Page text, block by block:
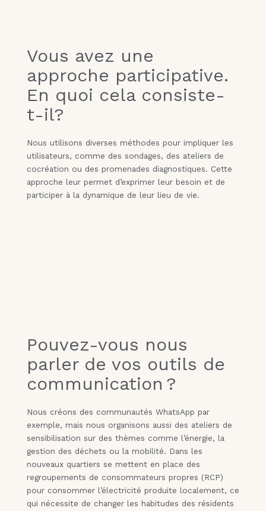
Vous avez une
approche participative.
En quoi cela consiste-
t-il?
Nous utilisons diverses méthodes pour impliquer les
utilisateurs, comme des sondages, des ateliers de
cocréation ou des promenades diagnostiques. Cette
approche leur permet d’exprimer leur besoin et de
participer à la dynamique de leur lieu de vie.
Pouvez-vous nous
parler de vos outils de
communication ?
Nous créons des communautés WhatsApp par
exemple, mais nous organisons aussi des ateliers de
sensibilisation sur des thèmes comme l’énergie, la
gestion des déchets ou la mobilité. Dans les
nouveaux quartiers se mettent en place des
regroupements de consommateurs propres (RCP)
pour consommer l’électricité produite localement, ce
qui nécessite de changer les habitudes des résidents